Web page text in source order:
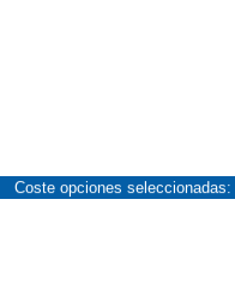
Coste opciones seleccionadas: